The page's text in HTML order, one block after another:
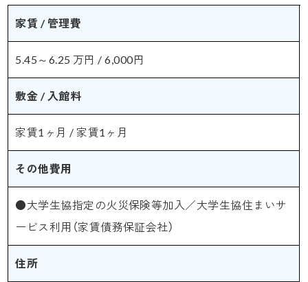
家賃 / 管理費
5.45～6.25 万円 / 6,000円
敷金 / 入館料
家賃1ヶ月 / 家賃1ヶ月
その他費用
●大学生協指定の火災保険等加入／大学生協住まいサ
ービス利用（家賃債務保証会社）
住所